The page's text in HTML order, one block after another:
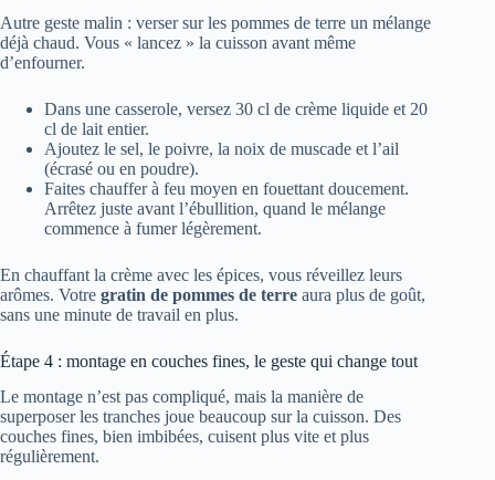
Autre geste malin : verser sur les pommes de terre un mélange
déjà chaud. Vous « lancez » la cuisson avant même
d’enfourner.
Dans une casserole, versez 30 cl de crème liquide et 20
cl de lait entier.
Ajoutez le sel, le poivre, la noix de muscade et l’ail
(écrasé ou en poudre).
Faites chauffer à feu moyen en fouettant doucement.
Arrêtez juste avant l’ébullition, quand le mélange
commence à fumer légèrement.
En chauffant la crème avec les épices, vous réveillez leurs
arômes. Votre gratin de pommes de terre aura plus de goût,
sans une minute de travail en plus.
Étape 4 : montage en couches fines, le geste qui change tout
Le montage n’est pas compliqué, mais la manière de
superposer les tranches joue beaucoup sur la cuisson. Des
couches fines, bien imbibées, cuisent plus vite et plus
régulièrement.